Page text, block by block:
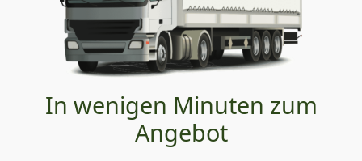
In wenigen Minuten zum
Angebot